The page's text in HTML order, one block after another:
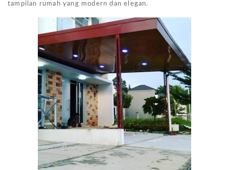
tampilan rumah yang modern dan elegan.